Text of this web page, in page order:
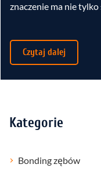
znaczenie ma nie
Czytaj dalej
Kategorie
Bonding zębów